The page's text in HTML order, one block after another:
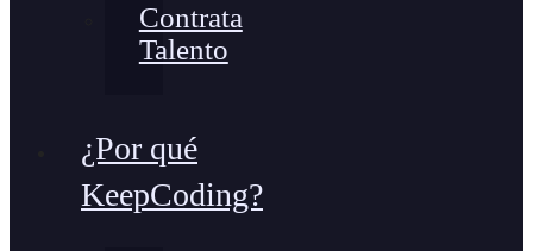
Contrata
Talento
¿Por qué
KeepCoding?